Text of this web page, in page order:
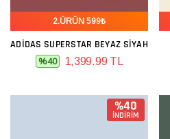
2.ÜRÜN 599₺
ADIDAS SUPERSTAR BEYAZ SIYAH
%40 1,399.99 TL
%40
İNDİRİM